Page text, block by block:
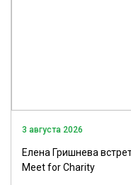
3 августа 2026
Елена Гришнева
Meet for Charity